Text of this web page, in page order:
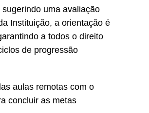
uma avaliação
Instituição, a orientação é
a todos o direito
de progressão
aulas remotas com o
concluir as metas